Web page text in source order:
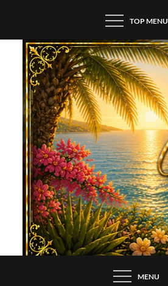
content
TOP MENU
MENU